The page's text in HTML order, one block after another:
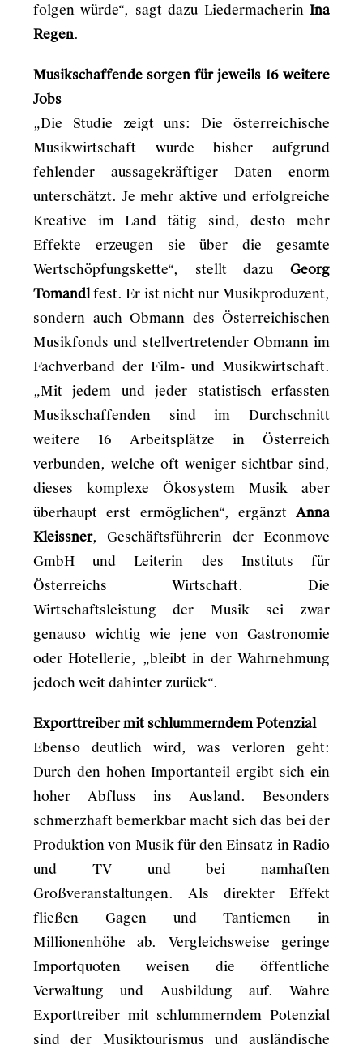
folgen würde“, sagt dazu Liedermacherin Ina
Regen.
Musikschaffende sorgen für jeweils 16 weitere
Jobs
„Die Studie zeigt uns: Die österreichische
Musikwirtschaft wurde bisher aufgrund
fehlender aussagekräftiger Daten enorm
unterschätzt. Je mehr aktive und erfolgreiche
Kreative im Land tätig sind, desto mehr
Effekte erzeugen sie über die gesamte
Wertschöpfungskette“, stellt dazu Georg
Tomandlfest. Er ist nicht nur Musikproduzent,
sondern auch Obmann des Österreichischen
Musikfonds und stellvertretender Obmann im
Fachverband der Film- und Musikwirtschaft.
„Mit jedem und jeder statistisch erfassten
Musikschaffenden sind im Durchschnitt
weitere 16 Arbeitsplätze in Österreich
verbunden, welche oft weniger sichtbar sind,
dieses komplexe Ökosystem Musik aber
überhaupt erst ermöglichen“, ergänzt Anna
Kleissner, Geschäftsführerin der Econmove
GmbH und Leiterin des Instituts für
Österreichs Wirtschaft. Die
Wirtschaftsleistung der Musik sei zwar
genauso wichtig wie jene von Gastronomie
oder Hotellerie, „bleibt in der Wahrnehmung
jedoch weit dahinter zurück“.
Exporttreiber mit schlummerndem Potenzial
Ebenso deutlich wird, was verloren geht:
Durch den hohen Importanteil ergibt sich ein
hoher Abfluss ins Ausland. Besonders
schmerzhaft bemerkbar macht sich das bei der
Produktion von Musik für den Einsatz in Radio
und TV und bei namhaften
Großveranstaltungen. Als direkter Effekt
fließen Gagen und Tantiemen in
Millionenhöhe ab. Vergleichsweise geringe
Importquoten weisen die öffentliche
Verwaltung und Ausbildung auf. Wahre
Exporttreiber mit schlummerndem Potenzial
sind der Musiktourismus und ausländische